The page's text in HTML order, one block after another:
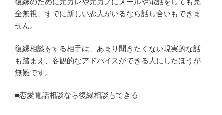
復縁のために元カレや元カノにメールや電話をしても完
全無視、すでに新しい恋人がいるなら話し合いもできま
せん。
復縁相談をする相手は、あまり聞きたくない現実的な話
も踏まえ、客観的なアドバイスができる人にしたほうが
無難です。
■恋愛電話相談なら復縁相談もできる